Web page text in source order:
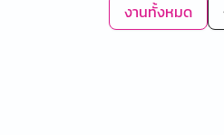
งานทั้งหมด